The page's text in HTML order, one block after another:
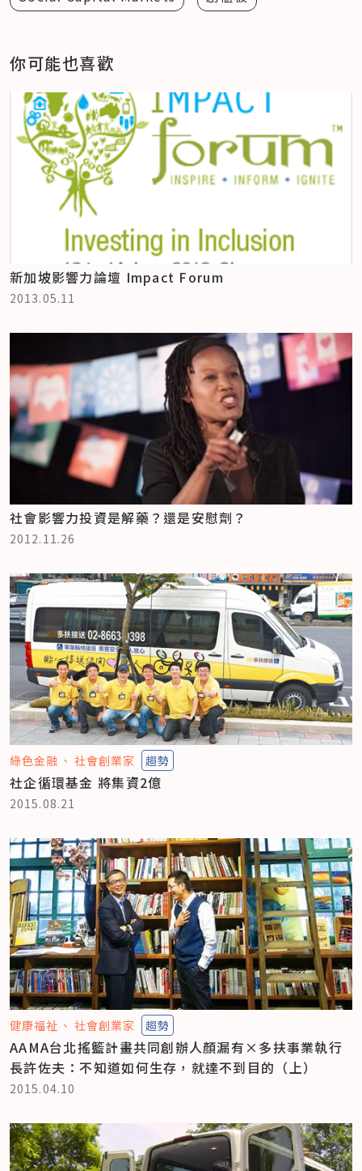
你可能也喜歡
新加坡影響力論壇 Impact Forum
2013.05.11
社會影響力投資是解藥？還是安慰劑？
2012.11.26
綠色金融 社會創業家 趨勢
社企循環基金 將集資2億
2015.08.21
健康福祉 社會創業家 趨勢
AAMA台北搖籃計畫共同創辦人顏漏有×多扶事業執行
長許佐夫：不知道如何生存，就達不到目的（上）
2015.04.10